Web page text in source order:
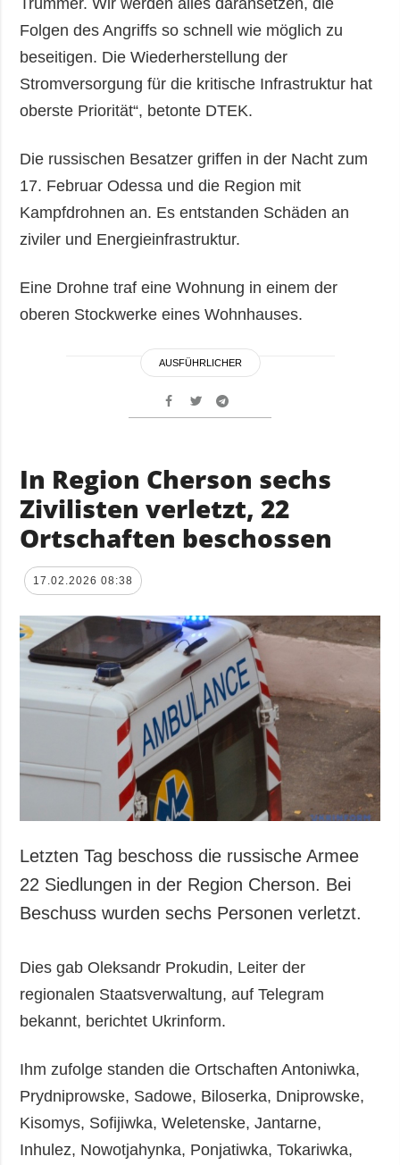
Trümmer. Wir werden alles daransetzen, die
Folgen des Angriffs so schnell wie möglich zu
beseitigen. Die Wiederherstellung der
Stromversorgung für die kritische Infrastruktur hat
oberste Priorität“, betonte DTEK.
Die russischen Besatzer griffen in der Nacht zum
17. Februar Odessa und die Region mit
Kampfdrohnen an. Es entstanden Schäden an
ziviler und Energieinfrastruktur.
Eine Drohne traf eine Wohnung in einem der
oberen Stockwerke eines Wohnhauses.
AUSFÜHRLICHER
In Region Cherson sechs
Zivilisten verletzt, 22
Ortschaften beschossen
17.02.2026 08:38
Letzten Tag beschoss die russische Armee
22 Siedlungen in der Region Cherson. Bei
Beschuss wurden sechs Personen verletzt.
Dies gab Oleksandr Prokudin, Leiter der
regionalen Staatsverwaltung, auf Telegram
bekannt, berichtet Ukrinform.
Ihm zufolge standen die Ortschaften Antoniwka,
Prydniprowske, Sadowe, Biloserka, Dniprowske,
Kisomys, Sofijiwka, Weletenske, Jantarne,
Inhulez, Nowotjahynka, Ponjatiwka, Tokariwka,